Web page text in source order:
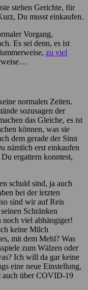
stehen Gerichte, für
Du musst einkaufen.
Vorgang,
Es sei denn, es ist
zu viel
normalen Zeiten.
sozusagen der
das Gleiche, es ist
können, was sie
dem gerade der Sinn
nämlich erst einkaufen
ergattern konntest,
schuld sind, ja auch
bei der letzten
sind wir auf Reis
Schränken
noch viel abhängiger!
keine Milch
mit dem Mehl? Was
zum Wälzen oder
Ich will da gar keine
eine neue Einstellung,
auch über COVID-19